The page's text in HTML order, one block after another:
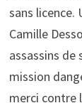
sans licence.
Camille
assassins de
mission
merci contre